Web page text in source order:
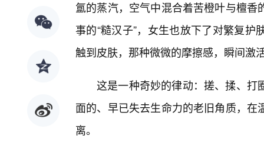
氲的蒸汽，空气中混合着苦橙叶与檀
事的“糙汉子”，女生也放下了对繁复
触到皮肤，那种微微的摩擦感，瞬间激
这是一种奇妙的律动：搓、揉、打
面的、早已失去生命力的老旧角质，
离。